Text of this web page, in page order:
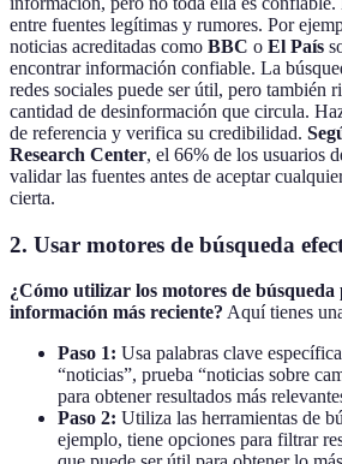
entre fuentes legítimas y rumores. Por
noticias acreditadas como BBC o El País
encontrar información confiable. La
redes sociales puede ser útil, pero también
cantidad de desinformación que circula.
de referencia y verifica su credibilidad.
Research Center, el 66% de los usuarios
validar las fuentes antes de aceptar
cierta.
2. Usar motores de búsqueda
¿Cómo utilizar los motores de
información más reciente? Aquí tienes
Paso 1: Usa palabras clave
“noticias”, prueba “noticias sobre
para obtener resultados más
Paso 2: Utiliza las herramientas de
ejemplo, tiene opciones para filtrar